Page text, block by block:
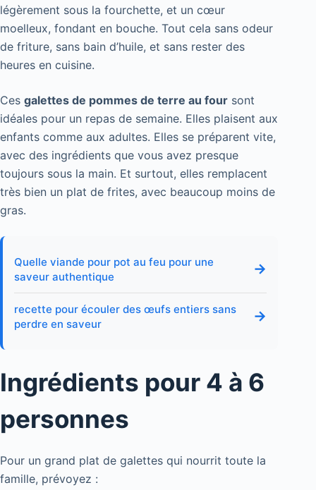
légèrement sous la fourchette, et un cœur
moelleux, fondant en bouche. Tout cela sans odeur
de friture, sans bain d’huile, et sans rester des
heures en cuisine.
Ces galettes de pommes de terre au four sont
idéales pour un repas de semaine. Elles plaisent aux
enfants comme aux adultes. Elles se préparent vite,
avec des ingrédients que vous avez presque
toujours sous la main. Et surtout, elles remplacent
très bien un plat de frites, avec beaucoup moins de
gras.
Quelle viande pour pot au feu pour une
saveur authentique
→
recette pour écouler des œufs entiers sans
perdre en saveur
→
Ingrédients pour 4 à 6
personnes
Pour un grand plat de galettes qui nourrit toute la
famille, prévoyez :